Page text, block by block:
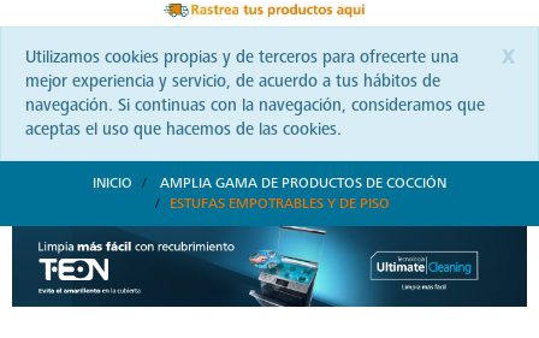
x
Utilizamos cookies propias y de terceros para ofrecerte una
mejor experiencia y servicio, de acuerdo a tus hábitos de
navegación. Si continuas con la navegación, consideramos que
aceptas el uso que hacemos de las cookies.
INICIO
AMPLIA GAMA DE PRODUCTOS DE COCCIÓN
ESTUFAS EMPOTRABLES Y DE PISO